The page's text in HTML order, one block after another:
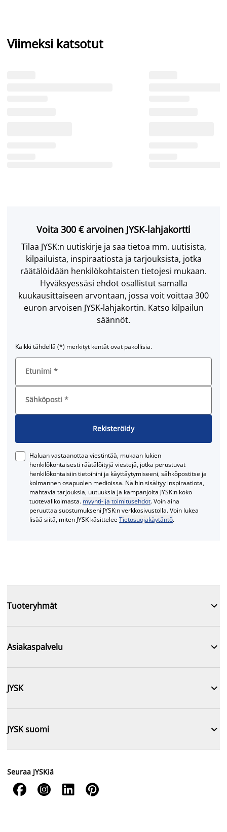
Viimeksi katsotut
Voita 300 € arvoinen JYSK-lahjakortti
Tilaa JYSK:n uutiskirje ja saa tietoa mm. uutisista,
kilpailuista, inspiraatiosta ja tarjouksista, jotka
räätälöidään henkilökohtaisten tietojesi mukaan.
Hyväksyessäsi ehdot osallistut samalla
kuukausittaiseen arvontaan, jossa voit voittaa 300
euron arvoisen JYSK-lahjakortin. Katso kilpailun
säännöt.
Kaikki tähdellä (*) merkityt kentät ovat pakollisia.
Etunimi *
Sähköposti *
Rekisteröidy
Haluan vastaanottaa viestintää, mukaan lukien
henkilökohtaisesti räätälöityjä viestejä, jotka perustuvat
henkilökohtaisiin tietoihini ja käyttäytymiseeni, sähköpostitse ja
kolmannen osapuolen medioissa. Näihin sisältyy inspiraatiota,
mahtavia tarjouksia, uutuuksia ja kampanjoita JYSK:n koko
tuotevalikoimasta. myynti- ja toimitusehdot. Voin aina
peruuttaa suostumukseni JYSK:n verkkosivustolla. Voin lukea
lisää siitä, miten JYSK käsitteleeTietosuojakäytäntö.
Tuoteryhmät 
Asiakaspalvelu 
JYSK 
JYSK suomi 
Seuraa JYSKiä
   